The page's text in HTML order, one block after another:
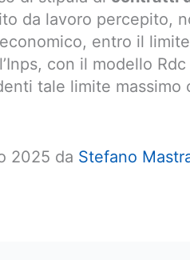
da lavoro percepito,
entro il
con il modello Rdc
tale limite massimo
2025 da Stefano